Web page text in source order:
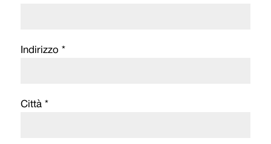
Indirizzo *
Città *